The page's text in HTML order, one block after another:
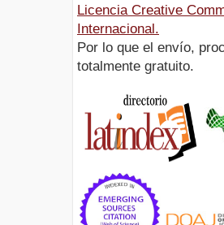
Licencia Creative
Internacional.
Por lo que el envío,
totalmente gratuito.